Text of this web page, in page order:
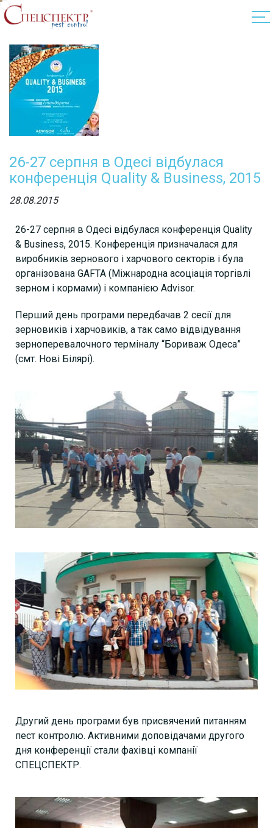
26-27 серпня в Одесі відбулася
конференція Quality & Business, 2015
28.08.2015
26-27 серпня в Одесі відбулася конференція Quality
& Business, 2015. Конференція призначалася для
виробників зернового і харчового секторів і була
організована GAFTA (Міжнародна асоціація торгівлі
зерном і кормами) і компанією Advisor.
Перший день програми передбачав 2 сесії для
зерновиків і харчовиків, а так само відвідування
зерноперевалочного терміналу “Бориваж Одеса”
(смт. Нові Білярі).
Другий день програми був присвячений питанням
пест контролю. Активними доповідачами другого
дня конференції стали фахівці компанії
СПЕЦСПЕКТР.